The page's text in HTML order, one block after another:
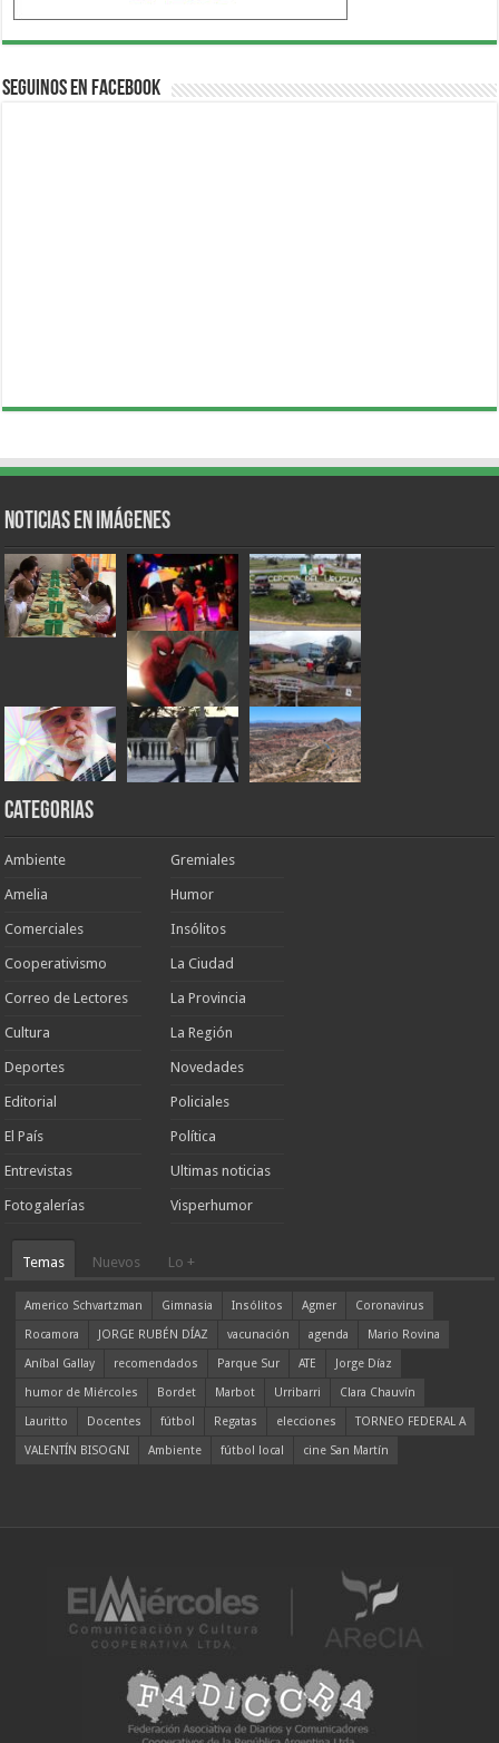
Seguinos en Facebook
Noticias en Imágenes
Categorias
Ambiente
Amelia
Comerciales
Cooperativismo
Correo de Lectores
Cultura
Deportes
Editorial
El País
Entrevistas
Fotogalerías
Gremiales
Humor
Insólitos
La Ciudad
La Provincia
La Región
Novedades
Policiales
Política
Ultimas noticias
Visperhumor
Temas Nuevos Lo +
Americo Schvartzman Gimnasia Insólitos Agmer
Coronavirus
Rocamora
JORGE RUBÉN DÍAZ vacunación agenda
Mario Rovina
Aníbal Gallay
recomendados Parque Sur ATE
Jorge Díaz
humor de Miércoles
Bordet Marbot Urribarri
Clara Chauvín
Lauritto
Docentes fútbol Regatas elecciones
TORNEO FEDERAL A
VALENTÍN BISOGNI
Ambiente fútbol local cine San Martín